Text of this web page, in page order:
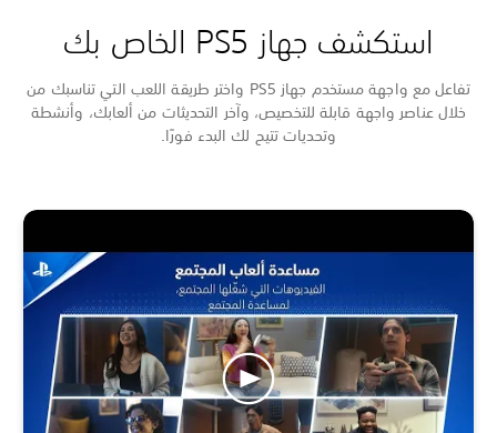
استكشف جهاز PS5 الخاص بك
تفاعل مع واجهة مستخدم جهاز PS5 واختر طريقة اللعب التي تناسبك من
خلال عناصر واجهة قابلة للتخصيص، وآخر التحديثات من ألعابك، وأنشطة
وتحديات تتيح لك البدء فورًا.